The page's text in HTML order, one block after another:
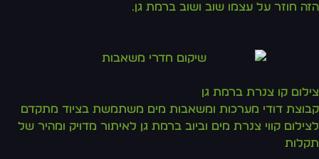
הזה חוזר על עצמו שוב ושוב ברמת גן.
צילום קו צנרת ברמת גן
קבוצת דודי מערכות ומשאבות מים משתמשת בציוד מתקדם
לצילום קווי צנרת מים וביוב ברמת גן לאיתור מדויק ומהיר של
תקלות